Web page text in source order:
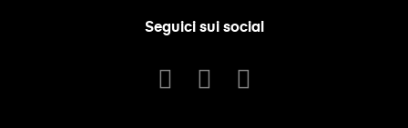
Seguici sui social